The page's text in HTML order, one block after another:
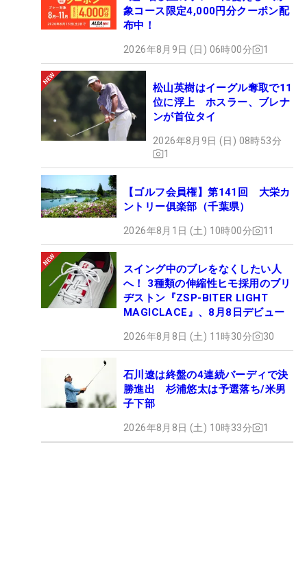
象コース限定4,000円分クーポン配
布中！
2026年8月9日 (日) 06時00分 1
松山英樹はイーグル奪取で11
位に浮上 ホスラー、ブレナ
ンが首位タイ
2026年8月9日 (日) 08時53分
1
【ゴルフ会員権】第141回 大栄カ
ントリー俱楽部（千葉県）
2026年8月1日 (土) 10時00分 11
スイング中のブレをなくしたい人
へ！ 3種類の伸縮性ヒモ採用のブリ
ヂストン『ZSP-BITER LIGHT
MAGICLACE』、8月8日デビュー
2026年8月8日 (土) 11時30分 30
石川遼は終盤の4連続バーディで決
勝進出 杉浦悠太は予選落ち/米男
子下部
2026年8月8日 (土) 10時33分 1